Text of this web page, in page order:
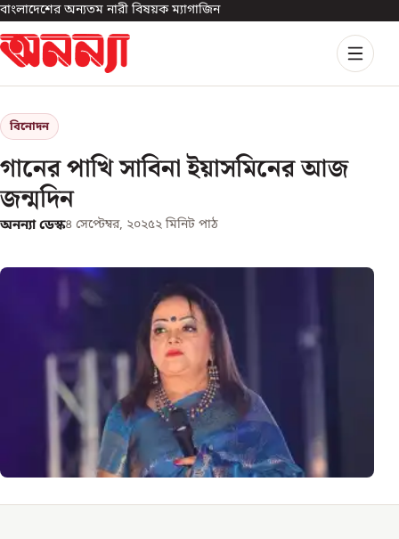
বাংলাদেশের অন্যতম নারী বিষয়ক ম্যাগাজিন
বিনোদন
গানের পাখি সাবিনা ইয়াসমিনের আজ
জন্মদিন
অনন্যা ডেস্ক৪ সেপ্টেম্বর, ২০২৫২ মিনিট পাঠ